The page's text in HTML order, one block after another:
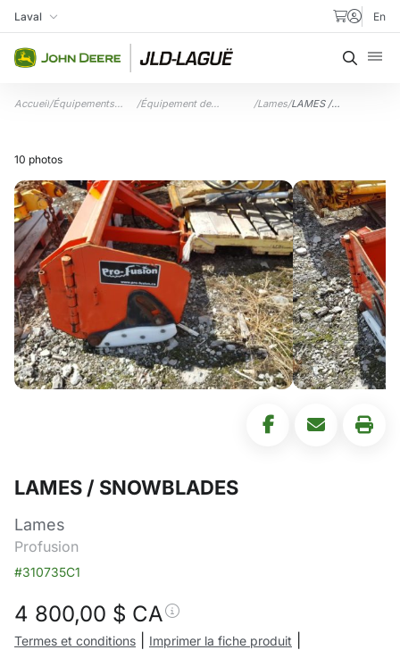
Aller au contenu
Ma succursale
Laval En
Accueil/Équipements
/Équipement de
/Lames/LAMES /
10 photos
LAMES / SNOWBLADES
Lames
Profusion
#310735C1
4 800,00 $ CA
Termes et conditions Imprimer la fiche produit